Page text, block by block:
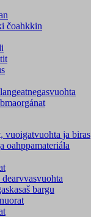
čoahkkin
vuoigatvuohta ja biras
oahppamateriála
dearvvasvuohta
bargu